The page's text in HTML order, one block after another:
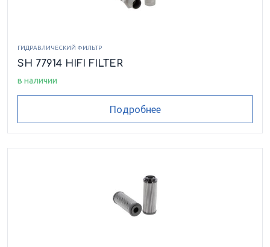
ГИДРАВЛИЧЕСКИЙ ФИЛЬТР
SH 77914 HIFI FILTER
в наличии
Подробнее